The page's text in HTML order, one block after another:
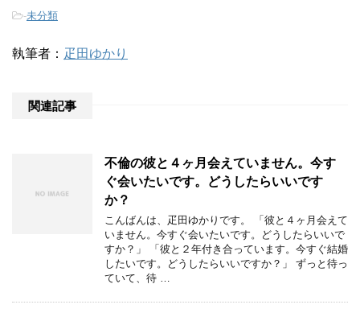
-未分類
執筆者： 疋田ゆかり
関連記事
不倫の彼と４ヶ月会えていません。今す
ぐ会いたいです。どうしたらいいです
か？
こんばんは、疋田ゆかりです。 「彼と４ヶ月会えて
いません。今すぐ会いたいです。どうしたらいいで
すか？」 「彼と２年付き合っています。今すぐ結婚
したいです。どうしたらいいですか？」 ずっと待っ
ていて、待 …